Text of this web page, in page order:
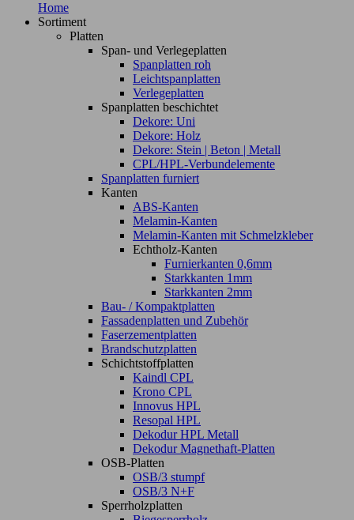
Home
Sortiment
Platten
Span- und Verlegeplatten
Spanplatten roh
Leichtspanplatten
Verlegeplatten
Spanplatten beschichtet
Dekore: Uni
Dekore: Holz
Dekore: Stein | Beton | Metall
CPL/HPL-Verbundelemente
Spanplatten furniert
Kanten
ABS-Kanten
Melamin-Kanten
Melamin-Kanten mit Schmelzkleber
Echtholz-Kanten
Furnierkanten 0,6mm
Starkkanten 1mm
Starkkanten 2mm
Bau- / Kompaktplatten
Fassadenplatten und Zubehör
Faserzementplatten
Brandschutzplatten
Schichtstoffplatten
Kaindl CPL
Krono CPL
Innovus HPL
Resopal HPL
Dekodur HPL Metall
Dekodur Magnethaft-Platten
OSB-Platten
OSB/3 stumpf
OSB/3 N+F
Sperrholzplatten